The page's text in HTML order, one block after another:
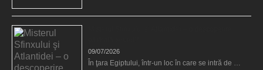
09/07/2026
În ţara Egiptului, într-un loc în care se intră de …